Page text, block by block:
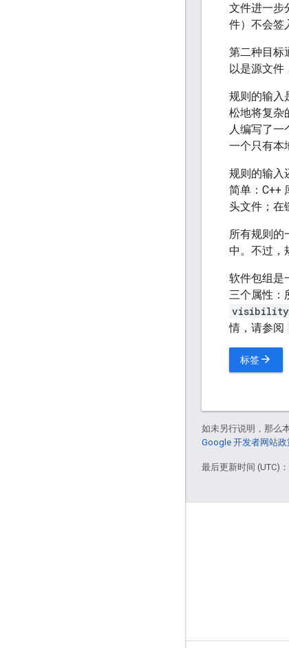
文件进一步
件）不会签
第二种目标
以是源文件
规则的输入
松地将复杂
人编写了一
一个只有本
规则的输入
简单：C++
头文件；在
所有规则的
中。不过，
软件包组是
三个属性：
visibility
情，请参阅
标签arrow_forward
如未另行说明，那么
Google 开发者网站政
最后更新时间 (UTC)：